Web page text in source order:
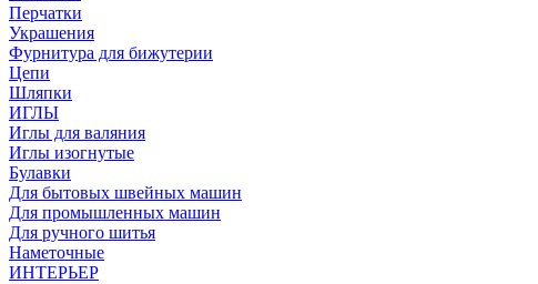
Перчатки
Украшения
Фурнитура для бижутерии
Цепи
Шляпки
ИГЛЫ
Иглы для валяния
Иглы изогнутые
Булавки
Для бытовых швейных машин
Для промышленных машин
Для ручного шитья
Наметочные
ИНТЕРЬЕР